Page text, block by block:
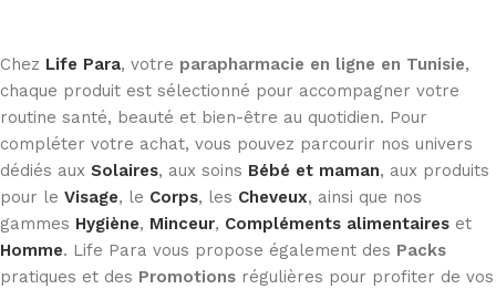
Chez Life Para, votre parapharmacie en ligne en Tunisie,
chaque produit est sélectionné pour accompagner votre
routine santé, beauté et bien-être au quotidien. Pour
compléter votre achat, vous pouvez parcourir nos univers
dédiés aux Solaires, aux soins Bébé et maman, aux produits
pour le Visage, le Corps, les Cheveux, ainsi que nos
gammes Hygiène, Minceur, Compléments alimentaires et
Homme. Life Para vous propose également des Packs
pratiques et des Promotions régulières pour profiter de vos